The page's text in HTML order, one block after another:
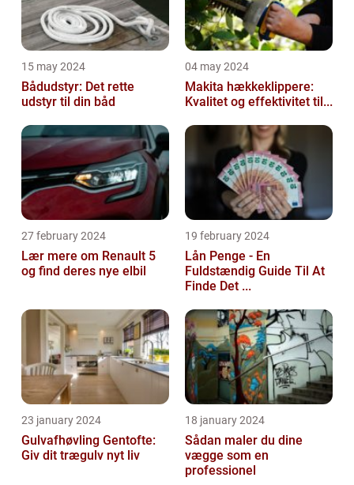
15 may 2024
Bådudstyr: Det rette
udstyr til din båd
04 may 2024
Makita hækkeklippere:
Kvalitet og effektivitet til...
27 february 2024
Lær mere om Renault 5
og find deres nye elbil
19 february 2024
Lån Penge - En
Fuldstændig Guide Til At
Finde Det ...
23 january 2024
Gulvafhøvling Gentofte:
Giv dit trægulv nyt liv
18 january 2024
Sådan maler du dine
vægge som en
professionel